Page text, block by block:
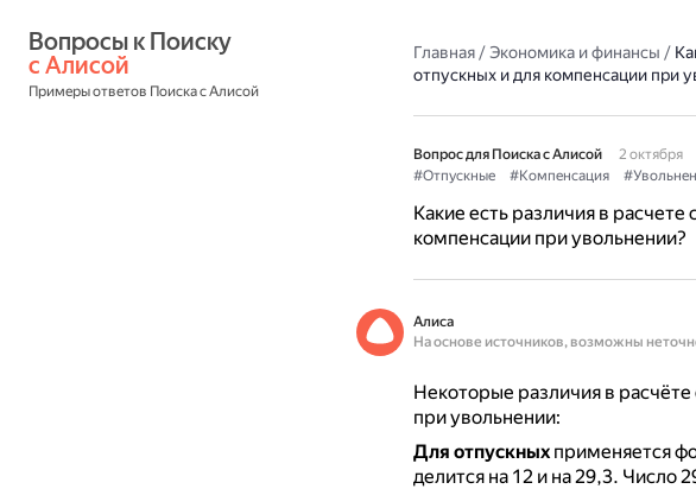
с Алисой
Примеры ответов Поиска с Алисой
Главная/Экономика и финансы /
отпускных и для компенсации при
Вопрос для Поиска с Алисой
2 октября
#Отпускные
#Компенсация
Какие есть различия в расчете
компенсации при увольнении?
Алиса
На основе источников, возможны
Некоторые различия в
при увольнении:
Для отпускныхприменяется
делится на 12 и на 29,3. Число